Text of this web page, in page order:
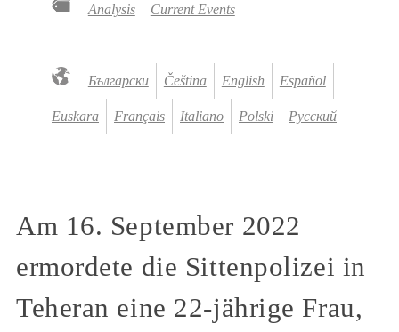
Analysis Current Events
Български Čeština English Español
Euskara Français Italiano Polski Русский
Am 16. September 2022
ermordete die Sittenpolizei in
Teheran eine 22-jährige Frau,